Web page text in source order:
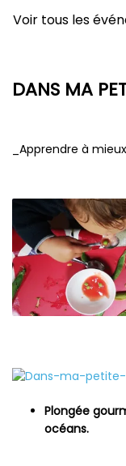
Voir tous les
DANS MA
_Apprendre à
Plongée
océans.